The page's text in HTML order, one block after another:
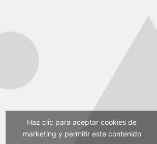
Haz clic para aceptar cookies de
marketing y permitir este contenido